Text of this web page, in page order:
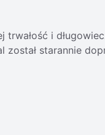
i
starannie